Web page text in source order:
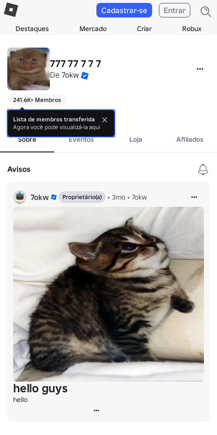
Destaques Mercado Criar Robux
Cadastrar-se Entrar
777 77 7 7 7
De 7okw
241.6K+ Membros
hi
mais
Sobre Eventos Loja Afiliados
Avisos
7okw Proprietário(a) • 3mo • 7okw
hello guys
hello
Lista de membros transferida
Agora você pode visualizá-la aqui